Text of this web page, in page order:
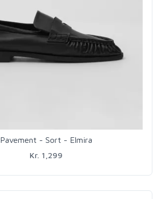
Pavement - Sort - Elmira
Kr. 1,299